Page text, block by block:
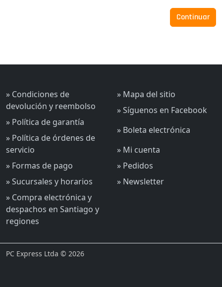
Continuar
» Condiciones de
devolución y reembolso
» Política de garantía
» Política de órdenes de
servicio
» Formas de pago
» Sucursales y horarios
» Compra electrónica y
despachos en Santiago y
regiones
» Mapa del sitio
» Síguenos en Facebook
» Boleta electrónica
» Mi cuenta
» Pedidos
» Newsletter
PC Express Ltda © 2026